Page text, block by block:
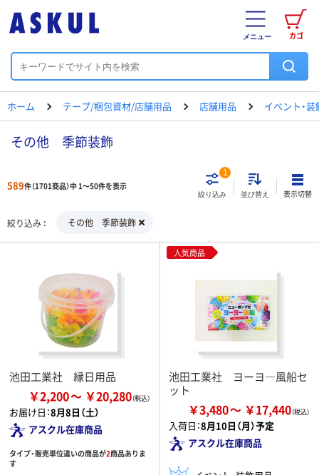
カゴ
メニュー
ホーム テープ/梱包資材/店舗用品 店舗用品 イベント・
その他 季節装飾
589件（1701商品）中 1～50件を表示
絞り込み
1
並び替え 表示切替
絞り込み その他 季節装飾
池田工業社 縁日用品
￥2,200 ￥20,280
お届け日：8月8日（土）
アスクル在庫商品
タイプ・販売単位違いの商品が2商品ありま
す
人気商品
池田工業社 ヨーヨ―風船セ
ット
￥3,480 ￥17,440
入荷日：8月10日（月）予定
アスクル在庫商品